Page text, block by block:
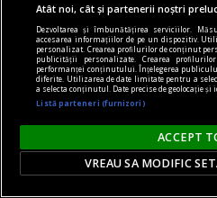
publicitate
Caserole pentru mîncare
disponibile la Snick
Acest concept este unul
mulți clienți, consumatori
Atât noi, cât și partenerii noștri
Dezvoltarea și îmbunătățirea serviciilor.
accesarea informațiilor de pe un dispozitiv.
personalizat. Crearea profilurilor de conținut
publicității personalizate. Crearea
performanței conținutului. Înțelegerea
diferite. Utilizarea de date limitate pentru a
a selecta conținutul. Date precise de geolocație
Listă parteneri (furnizori)
ACCEPT
VREAU SA MODIFIC